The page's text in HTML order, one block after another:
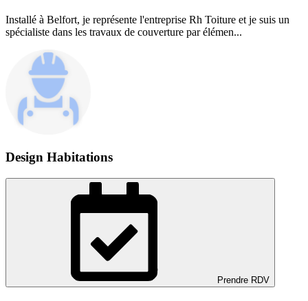
Installé à Belfort, je représente l'entreprise Rh Toiture et je suis un
spécialiste dans les travaux de couverture par élémen...
Design Habitations
Prendre RDV